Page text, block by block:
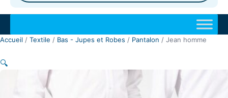
Accueil / Textile / Bas - Jupes et Robes / Pantalon / Jean homme
🔍